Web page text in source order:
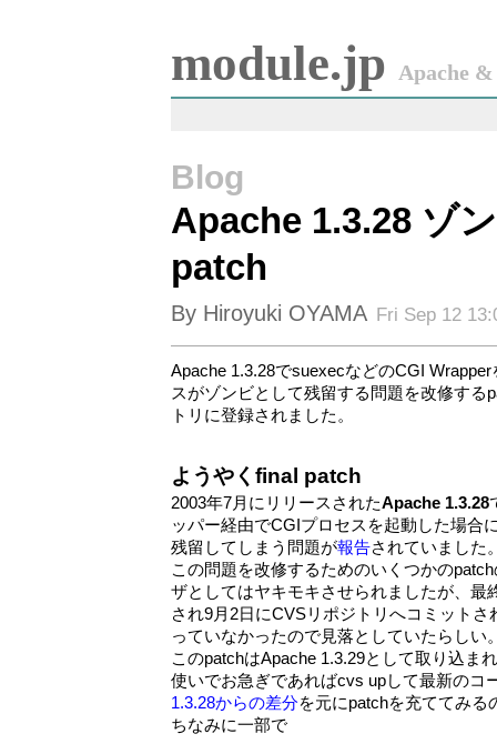
module.jp Apache
Blog
Apache 1.3.28 ゾ
patch
By Hiroyuki OYAMA Fri Sep 12
Apache 1.3.28でsuexecなどのCGI
スがゾンビとして残留する問題を改修する
トリに登録されました。
ようやくfinal patch
2003年7月にリリースされたApache 1.3.28
ッパー経由でCGIプロセスを起動した場合
残留してしまう問題が報告されていました
この問題を改修するためのいくつかの
ザとしてはヤキモキさせられましたが、最
され9月2日にCVSリポジトリへコミット
っていなかったので見落としていたらしい
このpatchはApache 1.3.29として取り込ま
使いでお急ぎであればcvs upして最新のコ
1.3.28からの差分を元にpatchを充ててみる
ちなみに一部で